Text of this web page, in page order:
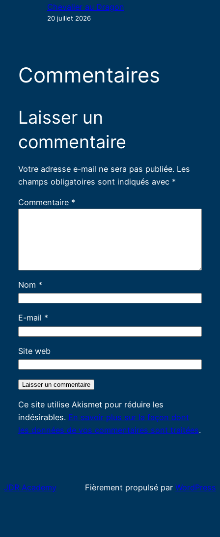
Chevalier au Dragon
20 juillet 2026
Commentaires
Laisser un
commentaire
Votre adresse e-mail ne sera pas publiée. Les
champs obligatoires sont indiqués avec *
Commentaire *
Nom *
E-mail *
Site web
Ce site utilise Akismet pour réduire les
indésirables. En savoir plus sur la façon dont
les données de vos commentaires sont traitées.
JDR Academy Fièrement propulsé par WordPress